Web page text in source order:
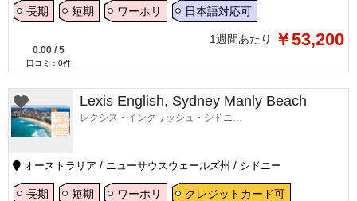
長期 短期 ワーホリ 日本語対応可
0.00 / 5
口コミ： 0件
1週間あたり ￥53,200
Lexis English, Sydney Manly Beach
レクシス・イングリッシュ・シドニーマンリービーチ校
オーストラリア / ニューサウスウェールズ州 / シドニー
長期 短期 ワーホリ クレジットカード可